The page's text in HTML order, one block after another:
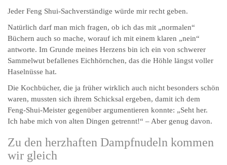
Jeder Feng Shui-Sachverständige würde mir recht geben.
Natürlich darf man mich fragen, ob ich das mit „normalen“
Büchern auch so mache, worauf ich mit einem klaren „nein“
antworte. Im Grunde meines Herzens bin ich ein von schwerer
Sammelwut befallenes Eichhörnchen, das die Höhle längst voller
Haselnüsse hat.
Die Kochbücher, die ja früher wirklich auch nicht besonders schön
waren, mussten sich ihrem Schicksal ergeben, damit ich dem
Feng-Shui-Meister gegenüber argumentieren konnte: „Seht her.
Ich habe mich von alten Dingen getrennt!“ – Aber genug davon.
Zu den herzhaften Dampfnudeln kommen
wir gleich